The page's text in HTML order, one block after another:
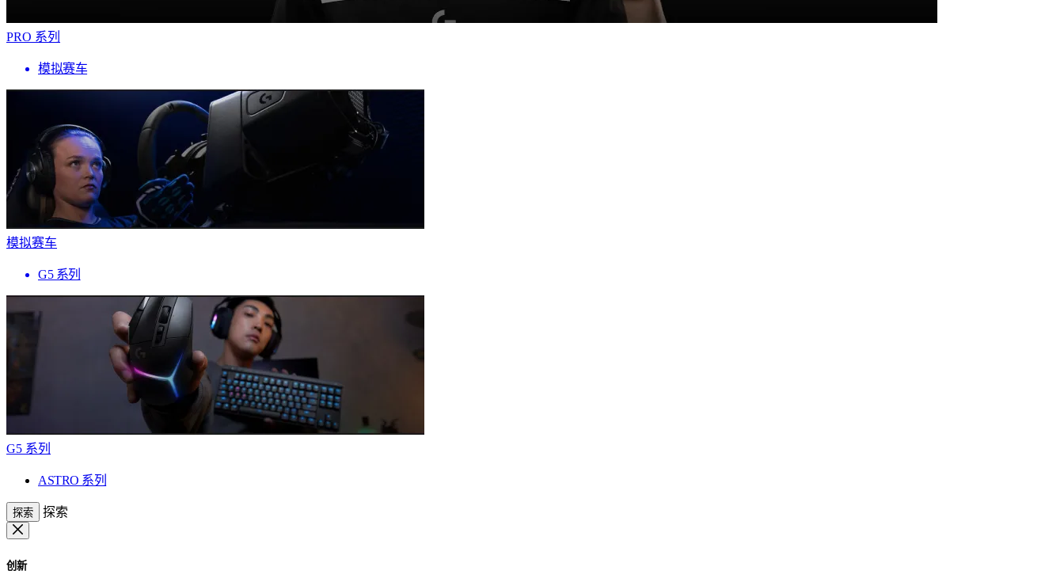
PRO 系列
模拟赛车
模拟赛车
G5 系列
G5 系列
ASTRO 系列
探索 探索
创新